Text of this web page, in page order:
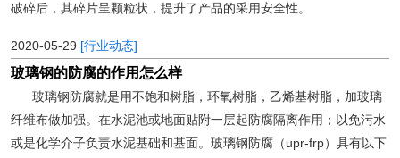
破碎后，其碎片呈颗粒状，提升了产品的采用安全性。
2020-05-29 [行业动态]
玻璃钢的防腐的作用怎么样
玻璃钢防腐就是用不饱和树脂，环氧树脂，乙烯基树脂，加玻璃
纤维布做加强。在水泥池或地面贴附一层起防腐隔离作用；以免污水
或是化学介子负责水泥基础和基面。玻璃钢防腐（upr-frp）具有以下